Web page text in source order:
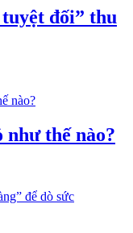
đối” thu
như thế nào?